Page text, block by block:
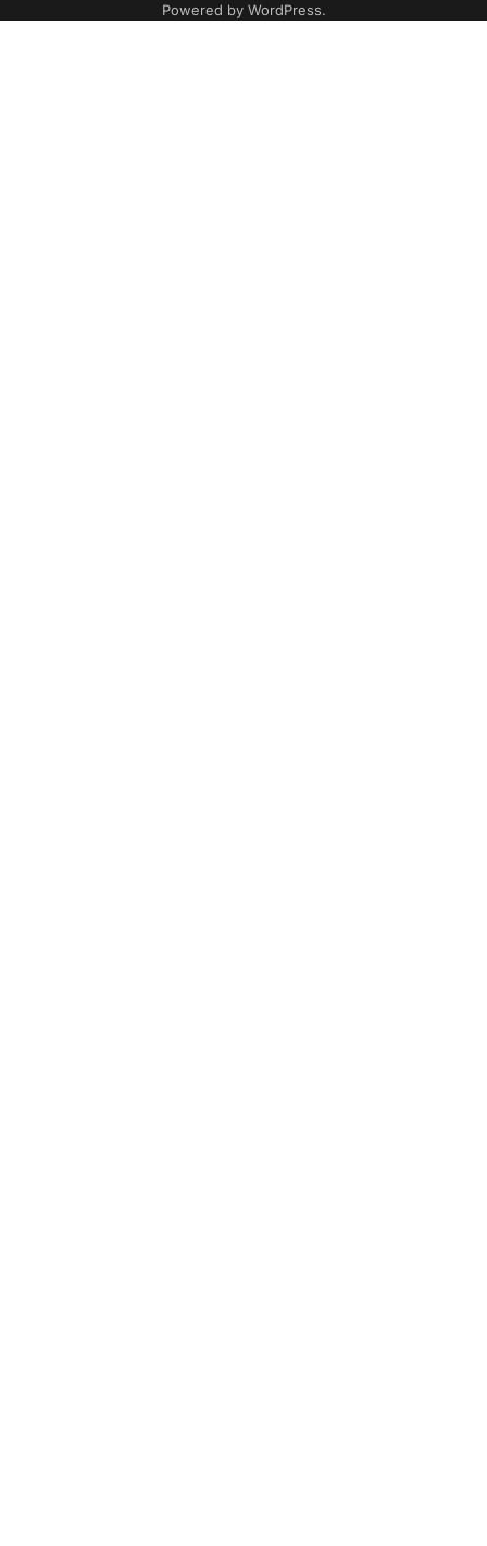
Powered by WordPress.